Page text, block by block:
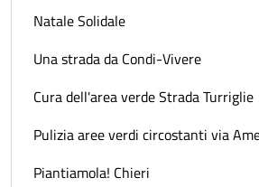
Natale Solidale
Una strada da Condi-Vivere
Cura dell'area verde Strada Turriglie
Pulizia aree verdi circostanti via
Piantiamola! Chieri